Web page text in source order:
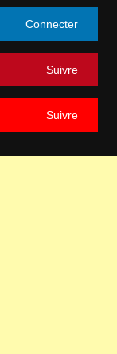
Connecter
Suivre
Suivre